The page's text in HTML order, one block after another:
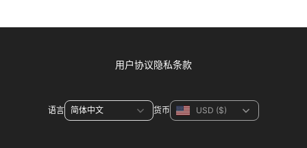
用户协议隐私条款
语言 货币